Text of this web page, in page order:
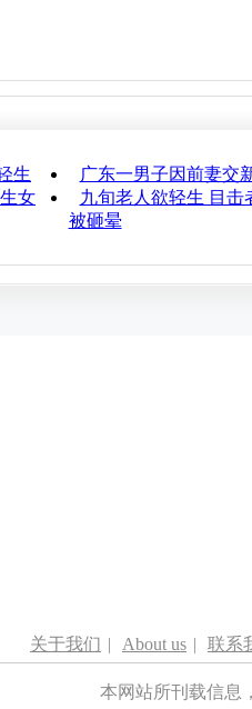
生
广东一男子因前妻交
女
九旬老人欲轻生 目击
被砸晕
关于我们 | About us | 联系
本网站所刊载信息